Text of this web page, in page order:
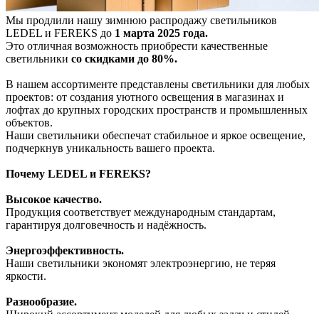
Мы продлили нашу зимнюю распродажу светильников
LEDEL и FEREKS до 1 марта 2025 года.
Это отличная возможность приобрести качественные
светильники со скидками до 80%.
В нашем ассортименте представлены светильники для любых
проектов: от создания уютного освещения в магазинах и
лофтах до крупных городских пространств и промышленных
объектов.
Наши светильники обеспечат стабильное и яркое освещение,
подчеркнув уникальность вашего проекта.
Почему LEDEL и FEREKS?
Высокое качество.
Продукция соответствует международным стандартам,
гарантируя долговечность и надёжность.
Энергоэффективность.
Наши светильники экономят электроэнергию, не теряя
яркости.
Разнообразие.